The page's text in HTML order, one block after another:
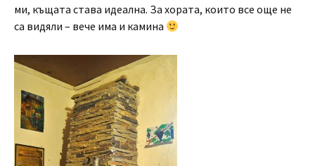
ми, къщата става идеална. За хората, които все още не
са видяли – вече има и камина